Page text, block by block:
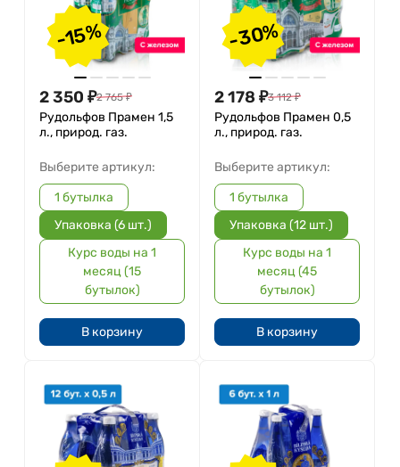
-15%
2 350 ₽2 765 ₽
Рудольфов Прамен 1,5
л., природ. газ.
Выберите артикул:
1 бутылка
Упаковка (6 шт.)
Курс воды на 1
месяц (15
бутылок)
В корзину
-30%
2 178 ₽3 112 ₽
Рудольфов Прамен 0,5
л., природ. газ.
Выберите артикул:
1 бутылка
Упаковка (12 шт.)
Курс воды на 1
месяц (45
бутылок)
В корзину